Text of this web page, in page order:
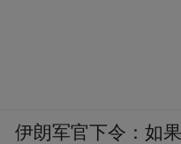
伊朗军官下令：如